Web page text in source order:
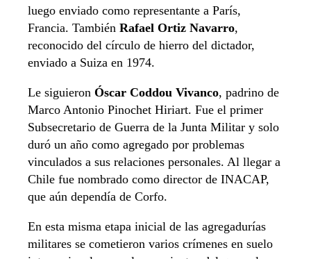
luego enviado como representante a París,
Francia. También Rafael Ortiz Navarro,
reconocido del círculo de hierro del dictador,
enviado a Suiza en 1974.
Le siguieron Óscar Coddou Vivanco, padrino de
Marco Antonio Pinochet Hiriart. Fue el primer
Subsecretario de Guerra de la Junta Militar y solo
duró un año como agregado por problemas
vinculados a sus relaciones personales. Al llegar a
Chile fue nombrado como director de INACAP,
que aún dependía de Corfo.
En esta misma etapa inicial de las agregadurías
militares se cometieron varios crímenes en suelo